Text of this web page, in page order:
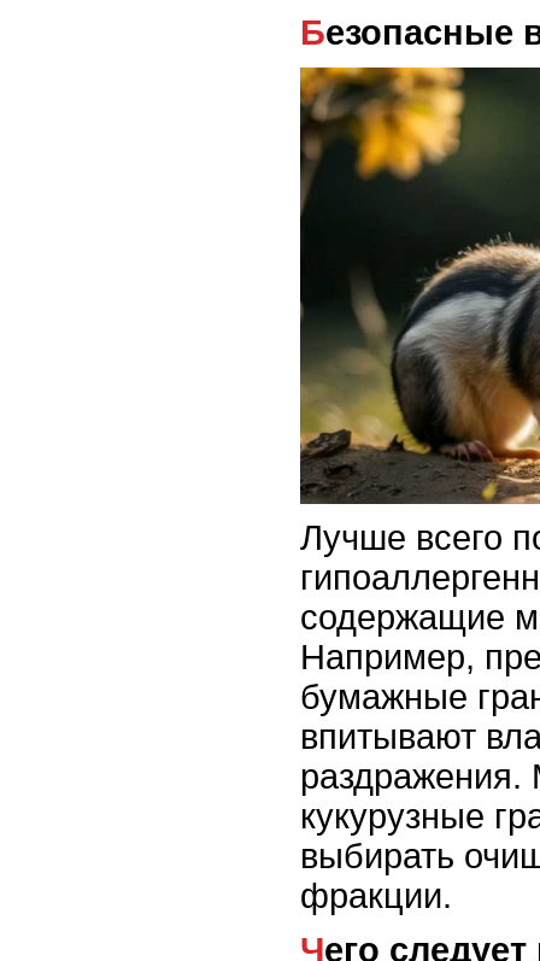
Безопасные
Лучше всего
содержащие
Например,
бумажные
впитывают
раздражения.
кукурузные
выбирать
фракции.
Чего